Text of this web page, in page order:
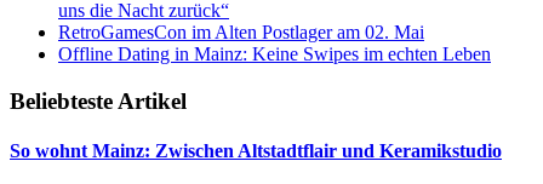
uns die Nacht zurück“
RetroGamesCon im Alten Postlager am 02. Mai
Offline Dating in Mainz: Keine Swipes im echten Leben
Beliebteste Artikel
So wohnt Mainz: Zwischen Altstadtflair und Keramikstudio